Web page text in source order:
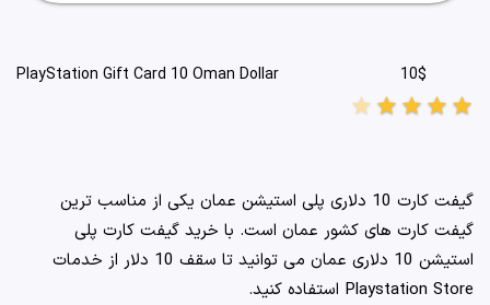
10$
PlayStation Gift Card 10 Oman Dollar
star
star
star
star
star
گیفت کارت 10 دلاری پلی استیشن عمان یکی از مناسب ترین
گیفت کارت های کشور عمان است. با خرید گیفت کارت پلی
استیشن 10 دلاری عمان می توانید تا سقف 10 دلار از خدمات
Playstation Store استفاده کنید.